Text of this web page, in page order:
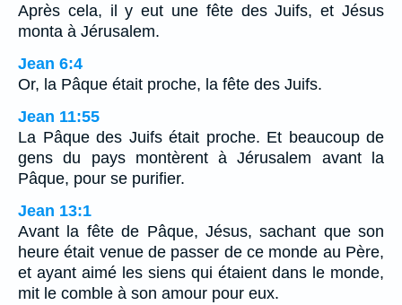
Après cela, il y eut une fête des Juifs, et Jésus
monta à Jérusalem.
Jean 6:4
Or, la Pâque était proche, la fête des Juifs.
Jean 11:55
La Pâque des Juifs était proche. Et beaucoup de
gens du pays montèrent à Jérusalem avant la
Pâque, pour se purifier.
Jean 13:1
Avant la fête de Pâque, Jésus, sachant que son
heure était venue de passer de ce monde au Père,
et ayant aimé les siens qui étaient dans le monde,
mit le comble à son amour pour eux.